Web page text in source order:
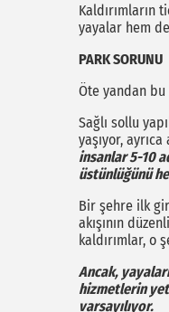
Kaldırımların
yayalar hem
PARK SORUNU
Öte yandan bu
Sağlı sollu
yaşıyor,
insanlar 5-10
üstünlüğünü
Bir şehre ilk
akışının
kaldırımlar, o
Ancak,
hizmetlerin
varsayılıyor.